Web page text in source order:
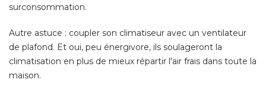
surconsommation.
Autre astuce : coupler son climatiseur avec un ventilateur
de plafond. Et oui, peu énergivore, ils soulageront la
climatisation en plus de mieux répartir l'air frais dans toute la
maison.